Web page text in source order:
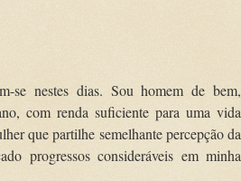
se nestes dias. Sou homem de bem,
com renda suficiente para uma vida
que partilhe semelhante percepção da
progressos consideráveis em minha